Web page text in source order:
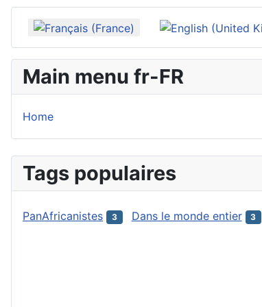
Sélectionnez votre langue
Main menu fr-FR
Home
Tags populaires
PanAfricanistes 3 Dans le monde entier 3